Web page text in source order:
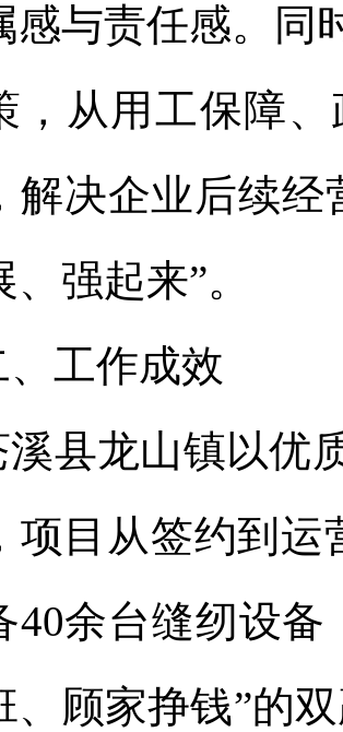
感与责任感。同
，从用工保障
解决企业后续经
、强起来”。
、工作成效
溪县龙山镇以优
项目从签约到运
40余台缝纫设
、顾家挣钱”的